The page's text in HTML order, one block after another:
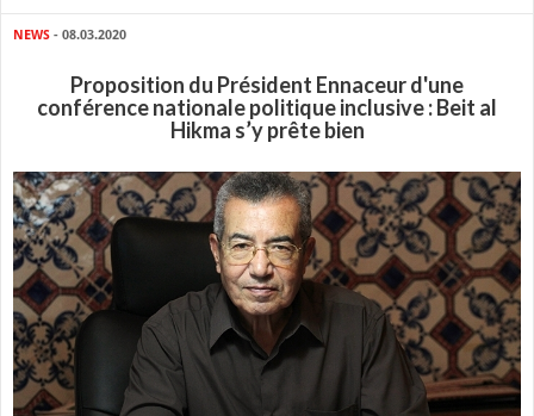
NEWS - 08.03.2020
Proposition du Président Ennaceur d'une
conférence nationale politique inclusive : Beit al
Hikma s’y prête bien